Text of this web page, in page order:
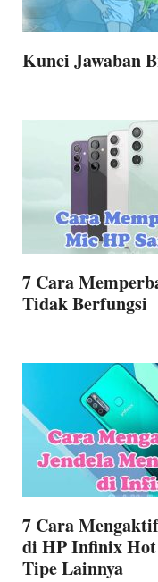
Kunci Jawaban
7 Cara
Tidak Berfungsi
7 Cara
di HP Infinix Hot
Tipe Lainnya